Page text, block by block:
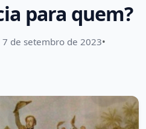
para quem?
7 de setembro de 2023•